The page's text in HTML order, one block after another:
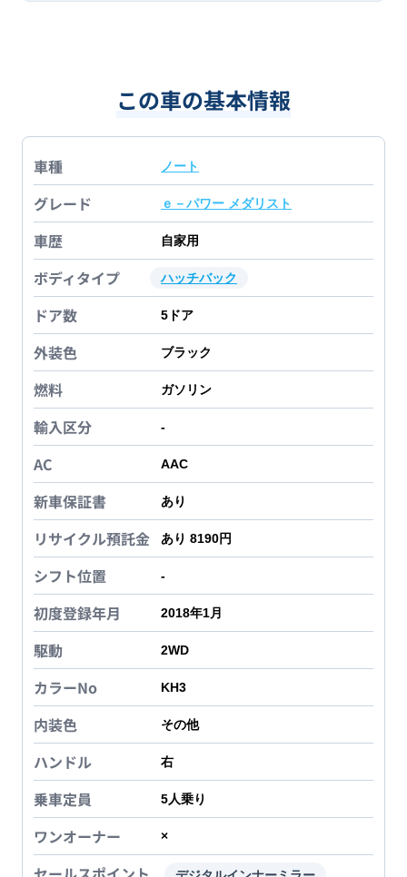
この車の基本情報
車種 ノート
グレード ｅ－パワー メダリスト
車歴 自家用
ボディタイプ ハッチバック
ドア数 5 ドア
外装色 ブラック
燃料 ガソリン
輸入区分 -
AC AAC
新車保証書 あり
リサイクル預託金 あり 8190円
シフト位置 -
初度登録年月 2018年1月
駆動 2WD
カラーNo KH3
内装色 その他
ハンドル 右
乗車定員 5人乗り
ワンオーナー ×